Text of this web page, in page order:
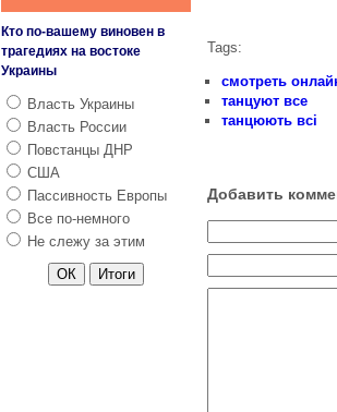
Tags:
смотреть
танцуют все
танцюють всі
Добавить
Кто по-вашему виновен в
трагедиях на востоке
Украины
Власть Украины
Власть России
Повстанцы ДНР
США
Пассивность Европы
Все по-немного
Не слежу за этим